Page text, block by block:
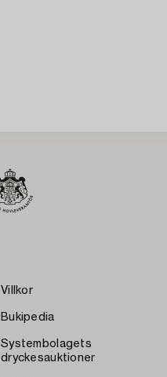
Villkor
Bukipedia
Systembolagets
dryckesauktioner